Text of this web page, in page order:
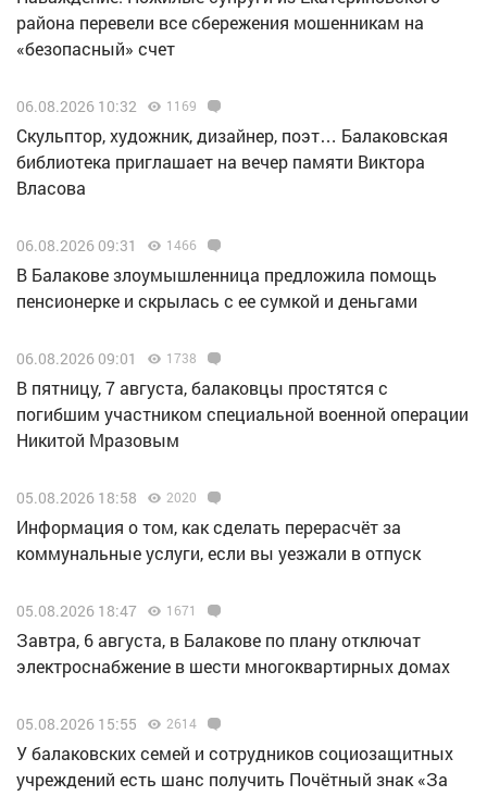
района перевели все сбережения мошенникам на
«безопасный» счет
06.08.2026 10:32 1169
Скульптор, художник, дизайнер, поэт… Балаковская
библиотека приглашает на вечер памяти Виктора
Власова
06.08.2026 09:31 1466
В Балакове злоумышленница предложила помощь
пенсионерке и скрылась с ее сумкой и деньгами
06.08.2026 09:01 1738
В пятницу, 7 августа, балаковцы простятся с
погибшим участником специальной военной операции
Никитой Мразовым
05.08.2026 18:58 2020
Информация о том, как сделать перерасчёт за
коммунальные услуги, если вы уезжали в отпуск
05.08.2026 18:47 1671
Завтра, 6 августа, в Балакове по плану отключат
электроснабжение в шести многоквартирных домах
05.08.2026 15:55 2614
У балаковских семей и сотрудников социозащитных
учреждений есть шанс получить Почётный знак «За